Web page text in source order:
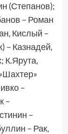
(Степанов);
– Роман
Кислый –
– Казнадей,
К.Ярута,
–
–
–
– Рак,